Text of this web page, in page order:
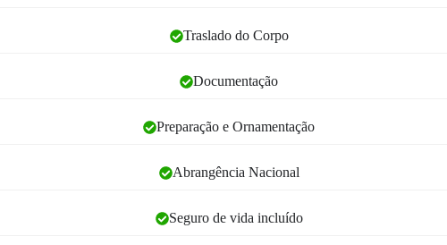
Traslado do Corpo
Documentação
Preparação e Ornamentação
Abrangência Nacional
Seguro de vida incluído